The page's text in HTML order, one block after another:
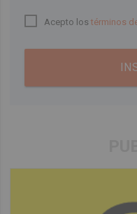
Acepto lostérminos